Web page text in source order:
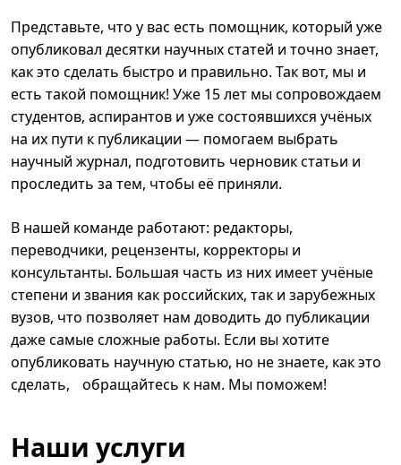
Представьте, что у вас есть помощник, который уже
опубликовал десятки научных статей и точно знает,
как это сделать быстро и правильно. Так вот, мы и
есть такой помощник! Уже 15 лет мы сопровождаем
студентов, аспирантов и уже состоявшихся учёных
на их пути к публикации — помогаем выбрать
научный журнал, подготовить черновик статьи и
проследить за тем, чтобы её приняли.
В нашей команде работают: редакторы,
переводчики, рецензенты, корректоры и
консультанты. Большая часть из них имеет учёные
степени и звания как российских, так и зарубежных
вузов, что позволяет нам доводить до публикации
даже самые сложные работы. Если вы хотите
опубликовать научную статью, но не знаете, как это
сделать, обращайтесь к нам. Мы поможем!
Наши услуги